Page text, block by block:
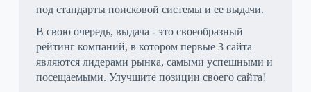
под стандарты поисковой системы и ее выдачи.
В свою очередь, выдача - это своеобразный
рейтинг компаний, в котором первые 3 сайта
являются лидерами рынка, самыми успешными и
посещаемыми. Улучшите позиции своего сайта!